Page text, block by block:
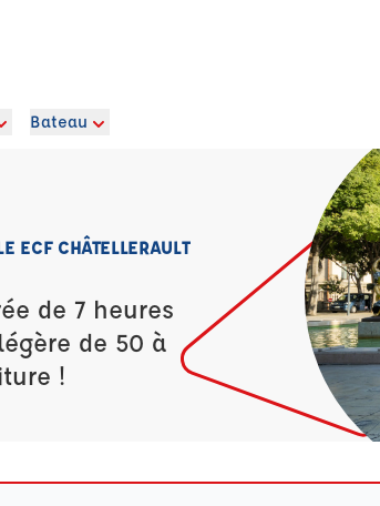
Bateau
ECF CHÂTELLERAULT
de 7 heures
de 50 à
!